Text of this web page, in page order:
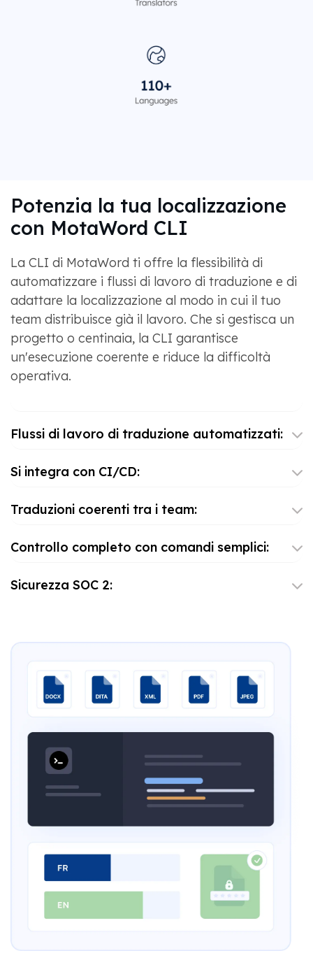
Potenzia la tua localizzazione
con MotaWord CLI
La CLI di MotaWord ti offre la flessibilità di
automatizzare i flussi di lavoro di traduzione e di
adattare la localizzazione al modo in cui il tuo
team distribuisce già il lavoro. Che si gestisca un
progetto o centinaia, la CLI garantisce
un'esecuzione coerente e riduce la difficoltà
operativa.
Flussi di lavoro di traduzione automatizzati:
Si integra con CI/CD:
Traduzioni coerenti tra i team:
Controllo completo con comandi semplici:
Sicurezza SOC 2: